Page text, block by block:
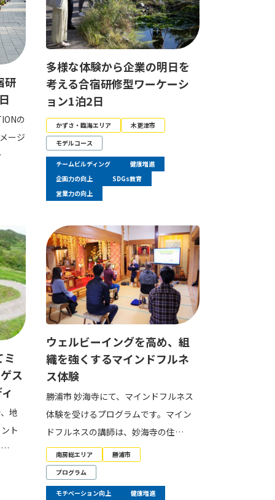
研
の
ージ
多様な体験から企業の明日を
考える合宿研修型ワーケーシ
ョン1泊2日
かずさ・臨海エリア
木更津市
モデルコース
チームビルディング
健康増進
企画力の向上
SDGs教育
営業力の向上
ス
地
ト
…
ウェルビーイングを高め、組
織を強くするマインドフルネ
ス体験
勝浦市 妙海寺にて、マインドフルネス
体験を受けるプログラムです。マイン
ドフルネスの講師は、妙海寺の住…
南房総エリア
勝浦市
プログラム
モチベーション向上 健康増進